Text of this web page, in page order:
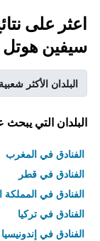
اعثر على
سيفين
البلدان الأكثر شعبية
البلدان التي يبحث
الفنادق في المغرب
الفنادق في قطر
الفنادق في المملكة
الفنادق في تركيا
الفنادق في إندونيسيا